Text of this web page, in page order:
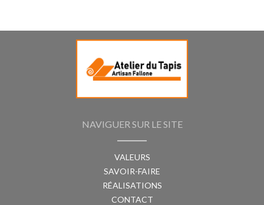
NAVIGUER SUR LE SITE
VALEURS
SAVOIR-FAIRE
RÉALISATIONS
CONTACT